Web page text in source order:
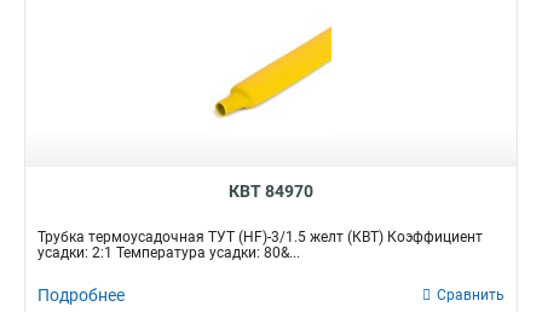
КВТ 84970
Трубка термоусадочная ТУТ (HF)-3/1.5 желт (КВТ) Коэффициент
усадки: 2:1 Температура усадки: 80&...
Подробнее Сравнить